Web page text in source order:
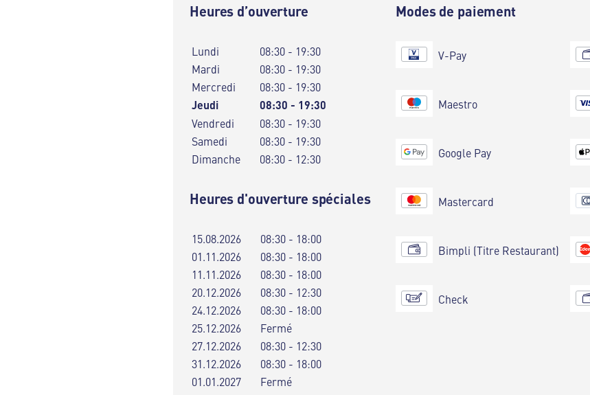
Heures d’ouverture
Lundi
08:30 - 19:30
Mardi
08:30 - 19:30
Mercredi
08:30 - 19:30
Jeudi 08:30 - 19:30
Vendredi
08:30 - 19:30
Samedi
08:30 - 19:30
Dimanche
08:30 - 12:30
Heures d'ouverture spéciales
15.08.2026
08:30 - 18:00
01.11.2026
08:30 - 18:00
11.11.2026
08:30 - 18:00
20.12.2026
08:30 - 12:30
24.12.2026
08:30 - 18:00
25.12.2026
Fermé
27.12.2026
08:30 - 12:30
31.12.2026
08:30 - 18:00
01.01.2027
Fermé
Modes de paiement
V-Pay
Maestro
Google Pay
Mastercard
Bimpli (Titre Restaurant)
Check